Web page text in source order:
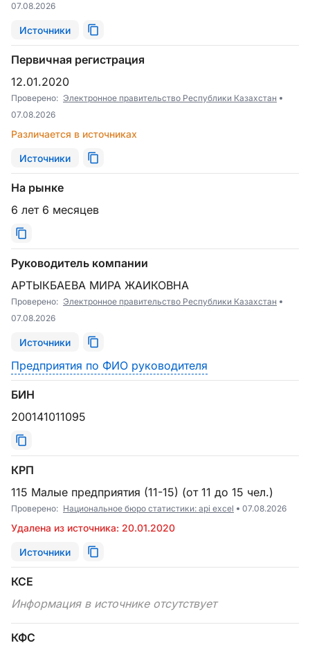
07.08.2026
Источники
Первичная регистрация
12.01.2020
Проверено: Электронное правительство Республики Казахстан
07.08.2026
Различается в источниках
Источники
На рынке
6 лет 6 месяцев
Руководитель компании
АРТЫКБАЕВА МИРА ЖАИКОВНА
Проверено: Электронное правительство Республики Казахстан
07.08.2026
Источники
Предприятия по ФИО руководителя
БИН
200141011095
КРП
115 Малые предприятия (11-15) (от 11 до 15 чел.)
Проверено: Национальное бюро статистики: api excel 07.08.2026
Удалена из источника: 20.01.2020
Источники
КСЕ
Информация в источнике отсутствует
КФС